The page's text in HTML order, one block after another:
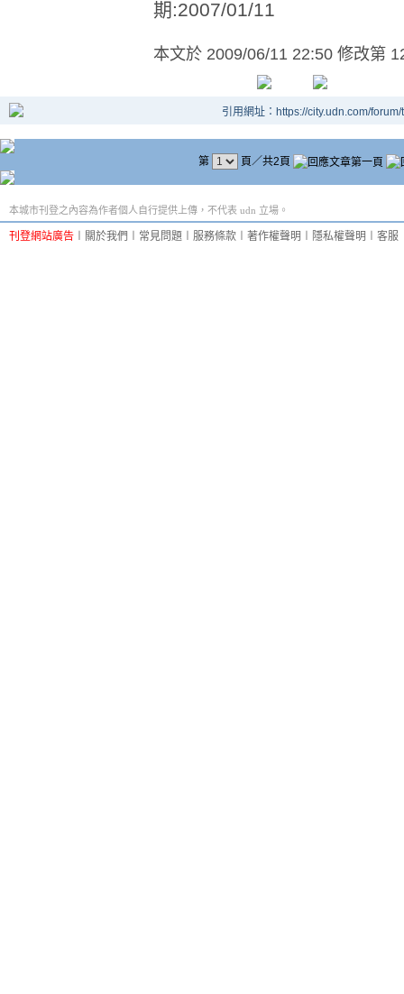
期:2007/01/11
本文於 2009/06/11 22:50 修改第
引用網址：https://city.udn.com/
第 頁／共2頁
本城市刊登之內容為作者個人自行提供上傳，不代表 udn 立場。
刊登網站廣告 關於我們 常見問題 服務條款 著作權聲明 隱私權聲明 客服